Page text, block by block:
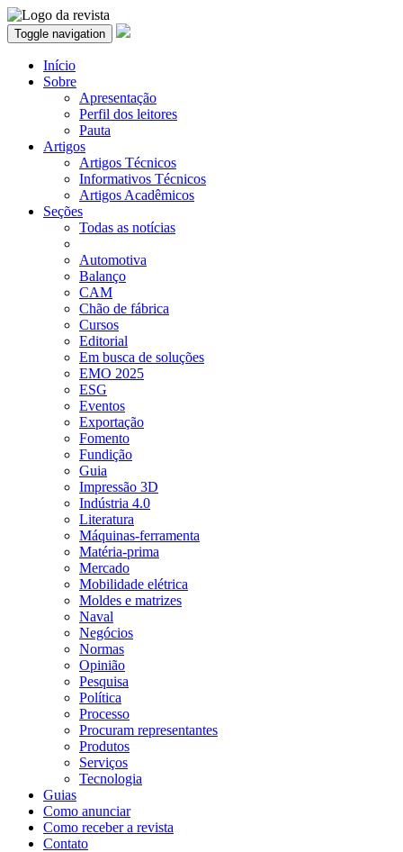
Toggle navigation
Início
Sobre
Apresentação
Perfil dos leitores
Pauta
Artigos
Artigos Técnicos
Informativos Técnicos
Artigos Acadêmicos
Seções
Todas as notícias
Automotiva
Balanço
CAM
Chão de fábrica
Cursos
Editorial
Em busca de soluções
EMO 2025
ESG
Eventos
Exportação
Fomento
Fundição
Guia
Impressão 3D
Indústria 4.0
Literatura
Máquinas-ferramenta
Matéria-prima
Mercado
Mobilidade elétrica
Moldes e matrizes
Naval
Negócios
Normas
Opinião
Pesquisa
Política
Processo
Procuram representantes
Produtos
Serviços
Tecnologia
Guias
Como anunciar
Como receber a revista
Contato